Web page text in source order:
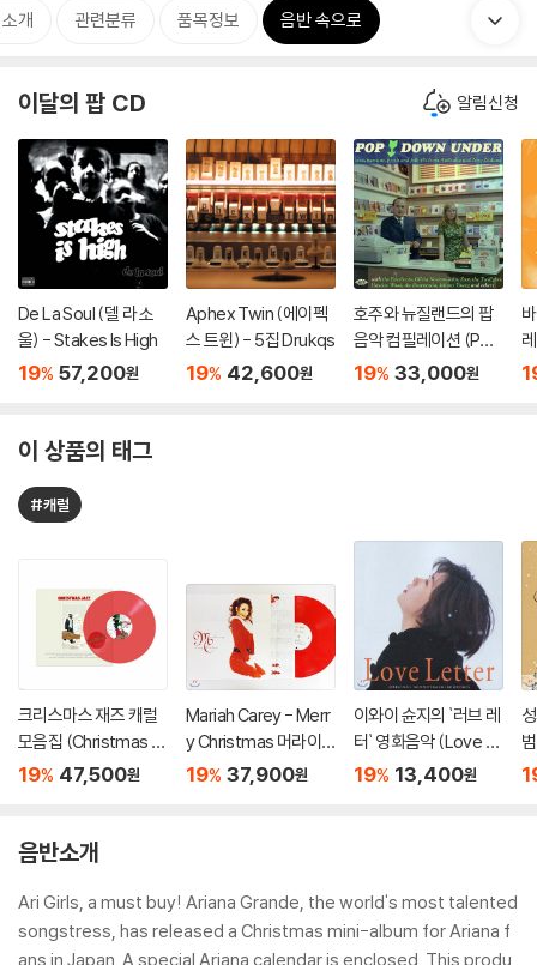
개 관련분류 품목정보 음반 속으로
이달의 팝 CD 알림신청
De La Soul (델 라 소
울) - Stakes Is High
19% 57,200원
Aphex Twin (에이펙
스 트윈) - 5집 Drukqs
19% 42,600원
호주와 뉴질랜드의 팝
음악 컴필레이션 (Pop
Down Under 1966-1
19% 33,000원
이 상품의 태그
#캐럴
크리스마스 재즈 캐럴
모음집 (Christmas Ja
zz) [투명 레드 컬러 L
19% 47,500원
Mariah Carey - Merr
y Christmas 머라이
어 캐리 크리스마스 앨
19% 37,900원
이와이 슌지의 `러브 레
터` 영화음악 (Love L
etter OST by Reme
19% 13,400원
음반소개
Ari Girls, a must buy! Ariana Grande, the world's most talented
songstress, has released a Christmas mini-album for Ariana f
ans in Japan. A special Ariana calendar is enclosed. This produ